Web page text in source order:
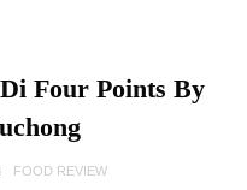
Four Points By
FOOD REVIEW